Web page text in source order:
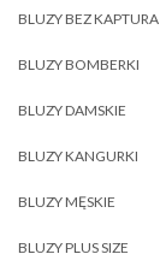
BLUZY BEZ KAPTURA
BLUZY BOMBERKI
BLUZY DAMSKIE
BLUZY KANGURKI
BLUZY MĘSKIE
BLUZY PLUS SIZE